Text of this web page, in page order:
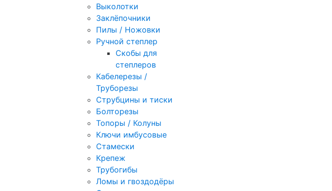
Выколотки
Заклёпочники
Пилы / Ножовки
Ручной степлер
Скобы для
степлеров
Кабелерезы /
Труборезы
Струбцины и тиски
Болторезы
Топоры / Колуны
Ключи имбусовые
Стамески
Крепеж
Трубогибы
Ломы и гвоздодёры